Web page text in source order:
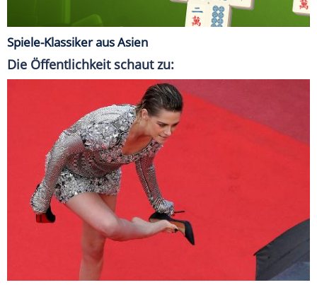
Spiele-Klassiker aus Asien
Die Öffentlichkeit schaut zu: